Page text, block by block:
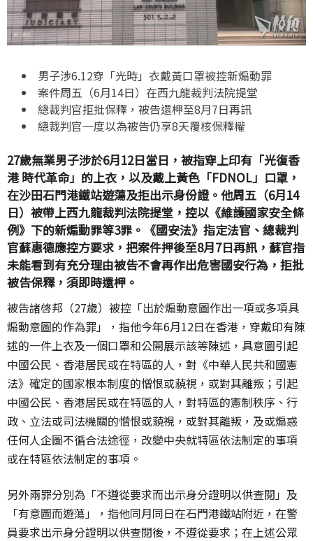
男子涉6.12穿「光時」衣戴黃口罩被控新煽動罪
案件周五（6月14日）在西九龍裁判法院提堂
總裁判官拒批保釋，被告還柙至8月7日再訊
總裁判官一度以為被告仍享8天覆核保釋權
27歲無業男子涉於6月12日當日，被指穿上印有「光復香
港 時代革命」的上衣，以及戴上黃色「FDNOL」口罩，
在沙田石門港鐵站遊蕩及拒出示身份證。他周五（6月14
日）被帶上西九龍裁判法院提堂，控以《維護國家安全條
例》下的新煽動罪等3罪。《國安法》指定法官、總裁判
官蘇惠德應控方要求，把案件押後至8月7日再訊，蘇官指
未能看到有充分理由被告不會再作出危害國安行為，拒批
被告保釋，須即時還柙。
被告諸啓邦（27歲）被控「出於煽動意圖作出一項或多項具
煽動意圖的作為罪」，指他今年6月12日在香港，穿戴印有陳
述的一件上衣及一個口罩和公開展示該等陳述，具意圖引起
中國公民、香港居民或在特區的人，對《中華人民共和國憲
法》確定的國家根本制度的憎恨或藐視，或對其離叛；引起
中國公民、香港居民或在特區的人，對特區的憲制秩序、行
政、立法或司法機關的憎恨或藐視，或對其離叛，及或煽惑
任何人企圖不循合法途徑，改變中央就特區依法制定的事項
或在特區依法制定的事項。
另外兩罪分別為「不遵從要求而出示身分證明以供查閱」及
「有意圖而遊蕩」，指他同月同日在石門港鐵站附近，在警
員要求出示身分證明以供查閱後，不遵從要求；在上述公眾